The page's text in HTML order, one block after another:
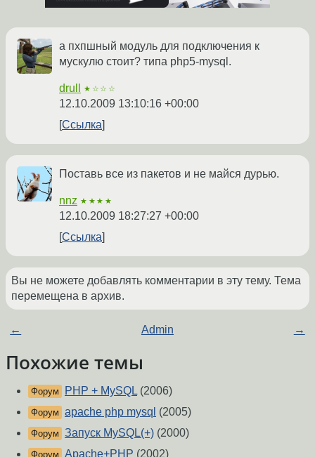
а пхпшный модуль для подключения к
мускулю стоит? типа php5-mysql.
drull ★☆☆☆
12.10.2009 13:10:16 +00:00
Ссылка
Поставь все из пакетов и не майся дурью.
nnz ★★★★
12.10.2009 18:27:27 +00:00
Ссылка
Вы не можете добавлять комментарии в эту тему. Тема
перемещена в архив.
← Admin →
Похожие темы
Форум PHP + MySQL (2006)
Форум apache php mysql (2005)
Форум Запуск MySQL(+) (2000)
Форум Apache+PHP (2002)